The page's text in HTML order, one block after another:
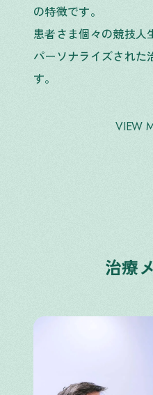
の特徴です。
患者さま個々の競技人
パーソナライズされた
す。
VIEW
治療